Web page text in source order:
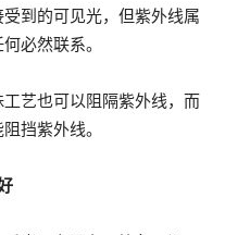
到的可见光，但紫外线属
必然联系。
艺也可以阻隔紫外线，而
挡紫外线。